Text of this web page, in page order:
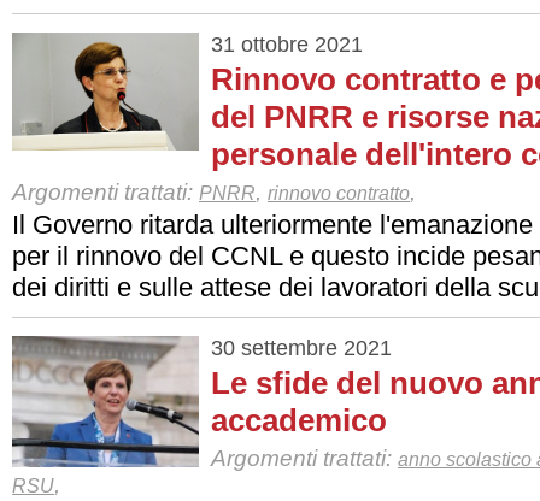
31 ottobre 2021
Rinnovo contratto e
del PNRR e risorse
personale dell'intero
Argomenti trattati: PNRR, rinnovo contratto,
Il Governo ritarda ulteriormente
per il rinnovo del CCNL e questo incide
dei diritti e sulle attese dei lavoratori della
30 settembre 2021
Le sfide del nuovo
accademico
Argomenti trattati: anno scolastico
RSU,